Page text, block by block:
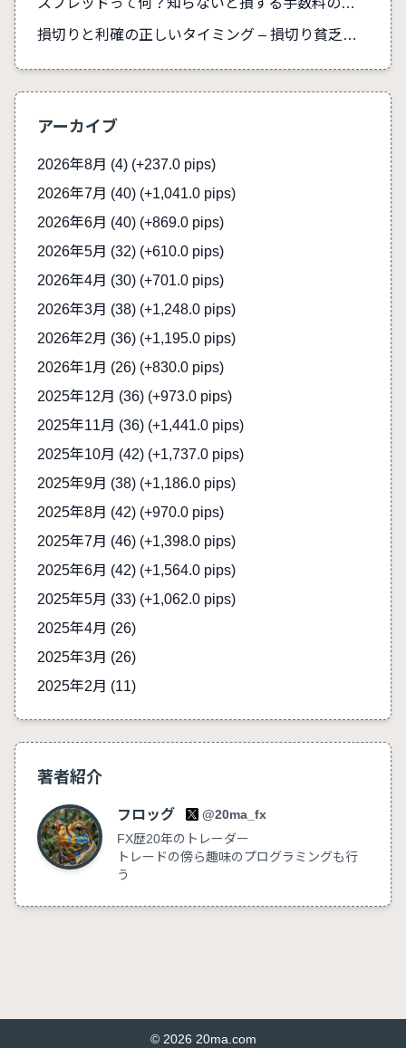
損切りと利確の正しいタイミング – 損切り貧乏を防ぐ
アーカイブ
2026年8月 (4) (+237.0 pips)
2026年7月 (40) (+1,041.0 pips)
2026年6月 (40) (+869.0 pips)
2026年5月 (32) (+610.0 pips)
2026年4月 (30) (+701.0 pips)
2026年3月 (38) (+1,248.0 pips)
2026年2月 (36) (+1,195.0 pips)
2026年1月 (26) (+830.0 pips)
2025年12月 (36) (+973.0 pips)
2025年11月 (36) (+1,441.0 pips)
2025年10月 (42) (+1,737.0 pips)
2025年9月 (38) (+1,186.0 pips)
2025年8月 (42) (+970.0 pips)
2025年7月 (46) (+1,398.0 pips)
2025年6月 (42) (+1,564.0 pips)
2025年5月 (33) (+1,062.0 pips)
2025年4月 (26)
2025年3月 (26)
2025年2月 (11)
著者紹介
フロッグ
@20ma_fx
FX歴20年のトレーダー
トレードの傍ら趣味のプログラミングも行
う
© 2026 20ma.com